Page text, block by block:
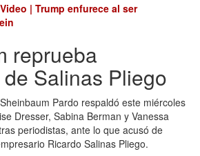
Video | Trump enfurece al ser
reprueba
de Salinas Pliego
Pardo respaldó este miércoles
Dresser, Sabina Berman y Vanessa
periodistas, ante lo que acusó de
Ricardo Salinas Pliego.